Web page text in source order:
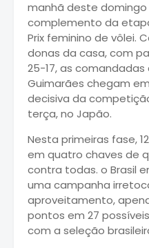
manhã deste domingo
complemento da
Prix feminino de vôlei.
donas da casa, com
25-17, as
Guimarães chegam
decisiva da
terça, no Japão.
Nesta primeiras fase,
em quatro chaves de
contra todas. o Brasil
uma campanha
aproveitamento,
pontos em 27
com a seleção